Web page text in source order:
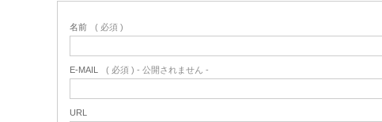
名前 ( 必須 )
E-MAIL ( 必須 ) - 公開されません -
URL